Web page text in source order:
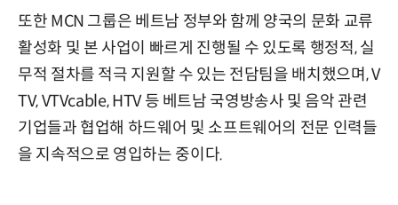
또한 MCN 그룹은 베트남 정부와 함께 양국의 문화 교류
활성화 및 본 사업이 빠르게 진행될 수 있도록 행정적, 실
무적 절차를 적극 지원할 수 있는 전담팀을 배치했으며, V
TV, VTVcable, HTV 등 베트남 국영방송사 및 음악 관련
기업들과 협업해 하드웨어 및 소프트웨어의 전문 인력들
을 지속적으로 영입하는 중이다.